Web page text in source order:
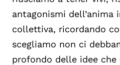
antagonismi dell’anima
collettiva, ricordando
scegliamo non ci
profondo delle idee che